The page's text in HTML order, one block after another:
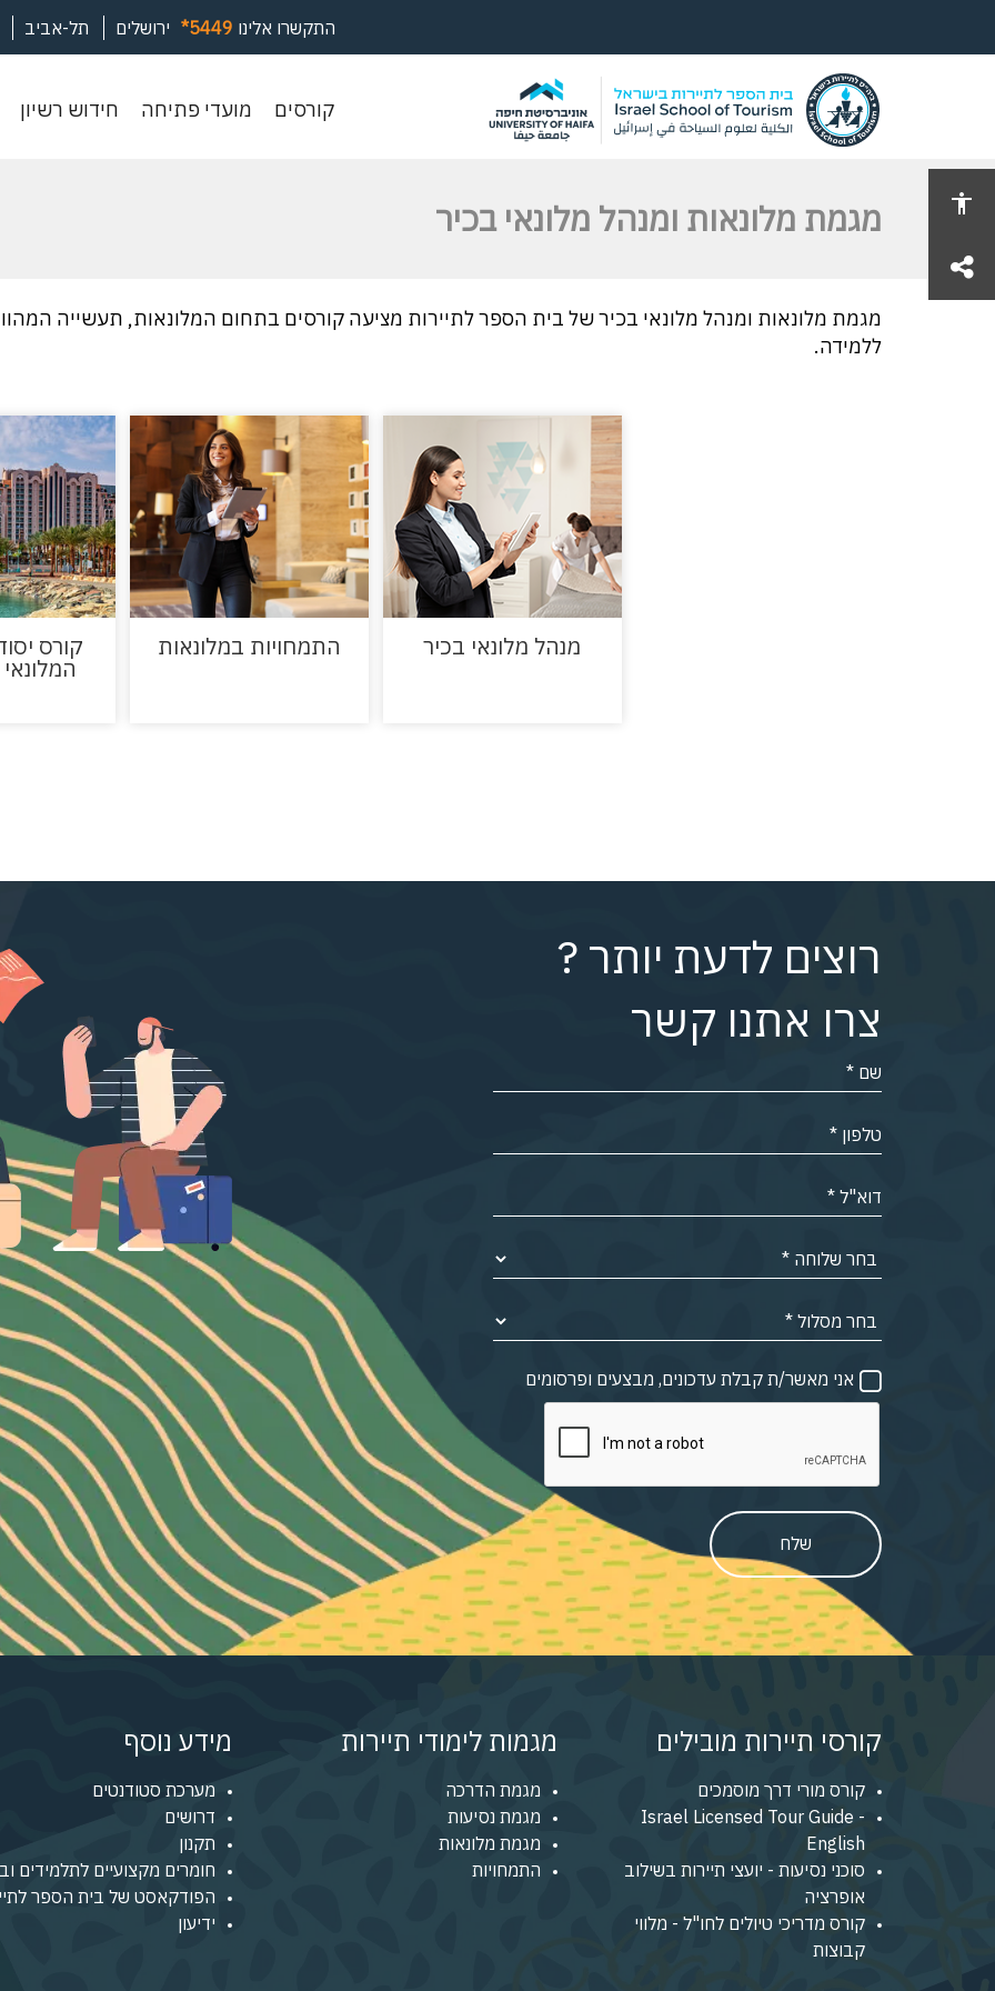
share
ירושלים תל-אביב התקשרו אלינו *5449
קורסים קורסים
מועדי פתיחה מועדי
חידוש רשיון
מגמת מלונאות ומנהל מלונאי בכיר
מגמת מלונאות ומנהל מלונאי בכיר של בית הספר לתיירות מציעה קורסים בתחום המלונאות, תעשייה
ללמידה.
מנהל מלונאי בכיר התמחויות במלונאות קורס
רוצים לדעת יותר ?
צרו אתנו קשר
אני מאשר/ת קבלת עדכונים, מבצעים ופרסומים
שלח
קורסי תיירות מובילים
קורס מורי דרך מוסמכים
Israel Licensed Tour Guide -
English
סוכני נסיעות - יועצי תיירות בשילוב
אופרציה
קורס מדריכי טיולים לחו"ל - מלווי
קבוצות
מגמות לימודי תיירות
מגמת הדרכה
מגמת נסיעות
מגמת מלונאות
התמחויות
מידע נוסף
מערכת סטודנטים
דרושים
תקנון
חומרים מקצועיים לתלמידים
הפודקאסט של בית הספר
ידיעון